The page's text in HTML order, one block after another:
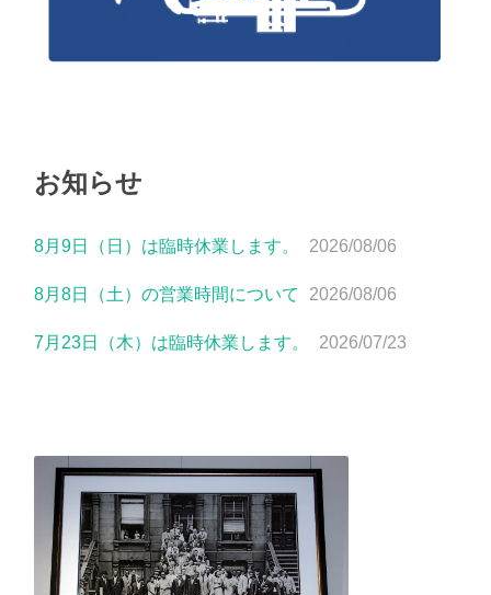
お知らせ
8月9日（日）は臨時休業します。 2026/08/06
8月8日（土）の営業時間について 2026/08/06
7月23日（木）は臨時休業します。 2026/07/23